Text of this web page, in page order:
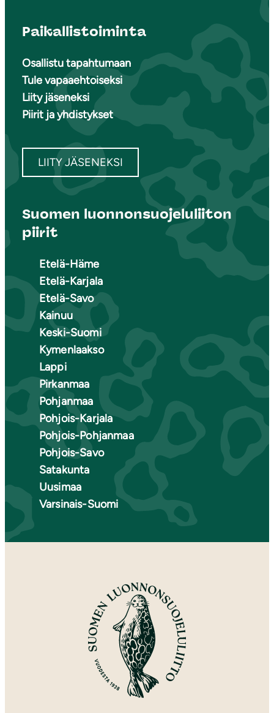
Paikallistoiminta
Osallistu tapahtumaan
Tule vapaaehtoiseksi
Liity jäseneksi
Piirit ja yhdistykset
LIITY JÄSENEKSI
Suomen luonnonsuojeluliiton
piirit
Etelä-Häme
Etelä-Karjala
Etelä-Savo
Kainuu
Keski-Suomi
Kymenlaakso
Lappi
Pirkanmaa
Pohjanmaa
Pohjois-Karjala
Pohjois-Pohjanmaa
Pohjois-Savo
Satakunta
Uusimaa
Varsinais-Suomi